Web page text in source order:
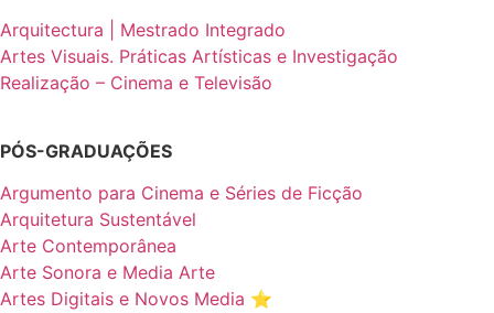
Arquitectura | Mestrado Integrado
Artes Visuais. Práticas Artísticas e Investigação
Realização – Cinema e Televisão
PÓS-GRADUAÇÕES
Argumento para Cinema e Séries de Ficção
Arquitetura Sustentável
Arte Contemporânea
Arte Sonora e Media Arte
Artes Digitais e Novos Media ⭐️